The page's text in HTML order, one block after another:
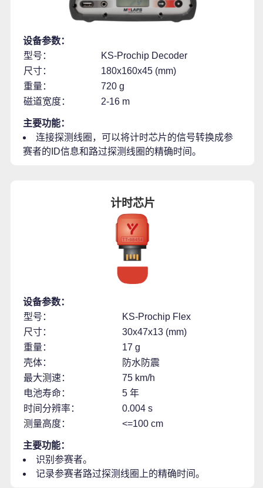
设备参数：
型号：
KS-Prochip Decoder
尺寸：
180x160x45 (mm)
重量：
720 g
磁道宽度：
2-16 m
主要功能：
连接探测线圈，可以将计时芯片的信号转换成参
赛者的ID信息和路过探测线圈的精确时间。
计时芯片
设备参数：
型号：
KS-Prochip Flex
尺寸：
30x47x13 (mm)
重量：
17 g
壳体：
防水防震
最大测速：
75 km/h
电池寿命：
5 年
时间分辨率：
0.004 s
测量高度：
<=100 cm
主要功能：
识别参赛者。
记录参赛者路过探测线圈上的精确时间。